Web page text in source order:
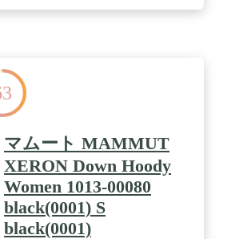
マムート MAMMUT
XERON Down Hoody
Women 1013-00080
black(0001) S
black(0001)